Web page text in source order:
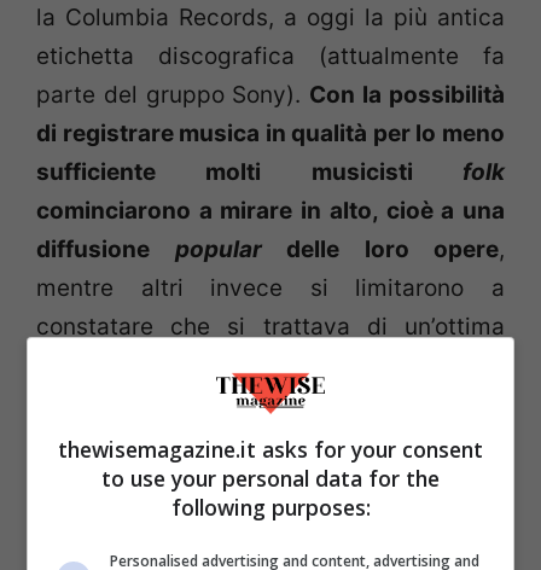
la Columbia Records, a oggi la più antica
etichetta discografica (attualmente fa
parte del gruppo Sony). Con la possibilità
di registrare musica in qualità per lo meno
sufficiente molti musicisti folk
cominciarono a mirare in alto, cioè a una
diffusione populardelle loro opere,
mentre altri invece si limitarono a
constatare che si trattava di un’ottima
L’anello mancante
Il musicista più rappresentativo di queste
thewisemagazine.it asks for your consent
to use your personal data for the
following purposes:
Personalised advertising and content, advertising and